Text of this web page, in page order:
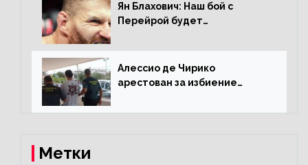
Ян Блахович: Наш бой с
Перейрой будет
Алессио де Чирико
арестован за избиение
Метки